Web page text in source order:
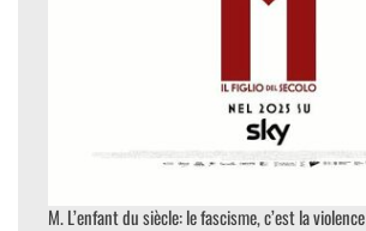
M. L’enfant du siècle: le fascisme, c’est la violence